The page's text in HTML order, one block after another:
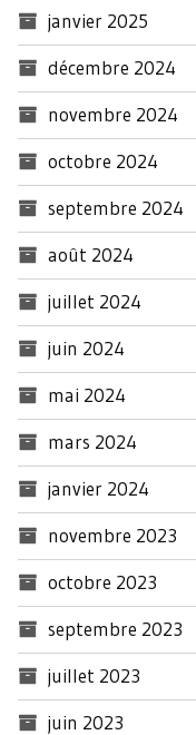
janvier 2025
décembre 2024
novembre 2024
octobre 2024
septembre 2024
août 2024
juillet 2024
juin 2024
mai 2024
mars 2024
janvier 2024
novembre 2023
octobre 2023
septembre 2023
juillet 2023
juin 2023